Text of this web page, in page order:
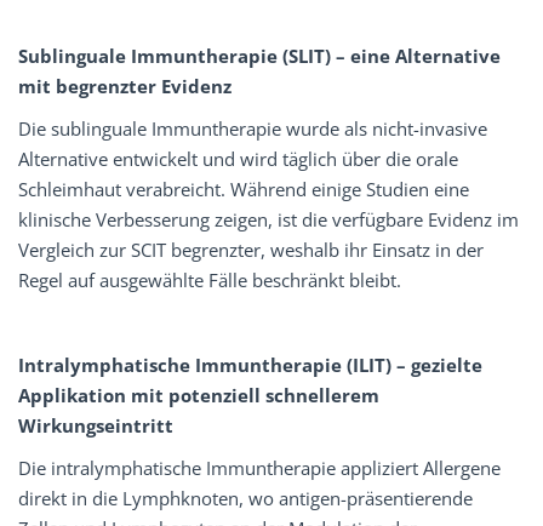
Sublinguale Immuntherapie (SLIT) – eine Alternative
mit begrenzter Evidenz
Die sublinguale Immuntherapie wurde als nicht-invasive
Alternative entwickelt und wird täglich über die orale
Schleimhaut verabreicht. Während einige Studien eine
klinische Verbesserung zeigen, ist die verfügbare Evidenz im
Vergleich zur SCIT begrenzter, weshalb ihr Einsatz in der
Regel auf ausgewählte Fälle beschränkt bleibt.
Intralymphatische Immuntherapie (ILIT) – gezielte
Applikation mit potenziell schnellerem
Wirkungseintritt
Die intralymphatische Immuntherapie appliziert Allergene
direkt in die Lymphknoten, wo antigen-präsentierende